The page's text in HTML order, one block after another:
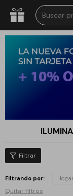
Filtrando por:
Quitar filtros